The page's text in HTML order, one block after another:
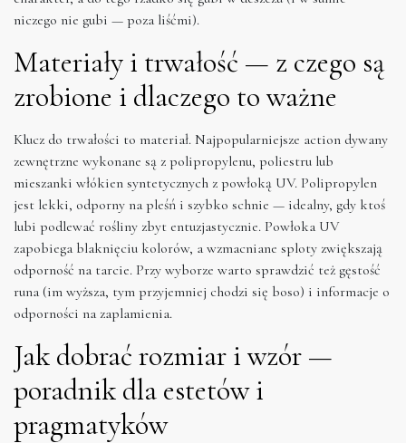
niczego nie gubi — poza liśćmi).
Materiały i trwałość — z czego są
zrobione i dlaczego to ważne
Klucz do trwałości to materiał. Najpopularniejsze action dywany
zewnętrzne wykonane są z polipropylenu, poliestru lub
mieszanki włókien syntetycznych z powłoką UV. Polipropylen
jest lekki, odporny na pleśń i szybko schnie — idealny, gdy ktoś
lubi podlewać rośliny zbyt entuzjastycznie. Powłoka UV
zapobiega blaknięciu kolorów, a wzmacniane sploty zwiększają
odporność na tarcie. Przy wyborze warto sprawdzić też gęstość
runa (im wyższa, tym przyjemniej chodzi się boso) i informacje o
odporności na zaplamienia.
Jak dobrać rozmiar i wzór —
poradnik dla estetów i
pragmatyków